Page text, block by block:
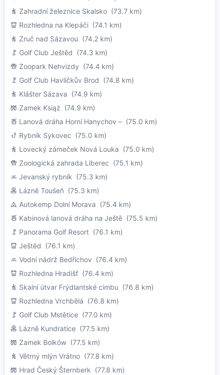
Zahradní železnice Skalsko (73.7 km)
Rozhledna na Klepáči (74.1 km)
Zruč nad Sázavou (74.2 km)
Golf Club Ještěd (74.3 km)
Zoopark Nehvizdy (74.4 km)
Golf Club Havlíčkův Brod (74.8 km)
Klášter Sázava (74.9 km)
Zamek Książ (74.9 km)
Lanová dráha Horní Hanychov – (75.0 km)
Rybník Sykovec (75.0 km)
Lovecký zámeček Nová Louka (75.0 km)
Zoologická zahrada Liberec (75.1 km)
Jevanský rybník (75.3 km)
Lázně Toušeň (75.3 km)
Autokemp Dolní Morava (75.4 km)
Kabinová lanová dráha na Ještě (75.5 km)
Panorama Golf Resort (76.1 km)
Ještěd (76.1 km)
Vodní nádrž Bedřichov (76.4 km)
Rozhledna Hradišť (76.4 km)
Skalní útvar Frýdlantské cimbu (76.8 km)
Rozhledna Vrchbělá (76.8 km)
Golf Club Mstětice (77.0 km)
Lázně Kundratice (77.5 km)
Zamek Bolków (77.5 km)
Větrný mlýn Vrátno (77.8 km)
Hrad Český Šternberk (77.8 km)